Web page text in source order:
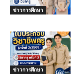
ข่าวการศึกษา
ข่าวการศึกษา